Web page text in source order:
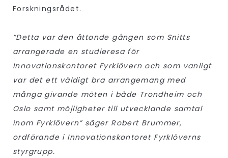
Forskningsrådet.
”Detta var den åttonde gången som Snitts
arrangerade en studieresa för
Innovationskontoret Fyrklövern och som vanligt
var det ett väldigt bra arrangemang med
många givande möten i både Trondheim och
Oslo samt möjligheter till utvecklande samtal
inom Fyrklövern” säger Robert Brummer,
ordförande i Innovationskontoret Fyrklöverns
styrgrupp.